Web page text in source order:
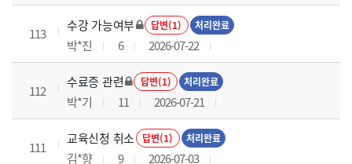
113
수강 가능여부 답변(1) 처리완료
박*진 6 2026-07-22
112
수료증 관련 답변(1) 처리완료
박*기 11 2026-07-21
111
교육신청 취소 답변(1) 처리완료
김*향 9 2026-07-03